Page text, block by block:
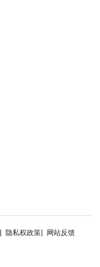
隐私权政策
网站反馈